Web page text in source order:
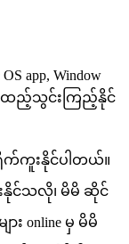
app, Window
ကို ထည့်သွင်းကြည့်နိုင်
လဲ ရိုက်ကူးနိုင်ပါတယ်။
နိုင်သလို၊ မိမိ ဆိုင်
ား online မှ မိမိ